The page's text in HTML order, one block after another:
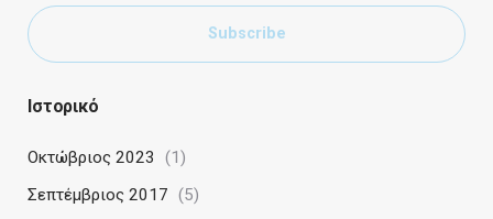
Subscribe
Ιστορικό
Οκτώβριος 2023
(1)
Σεπτέμβριος 2017 (5)